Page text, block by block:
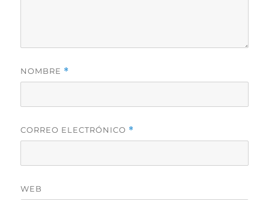
NOMBRE *
CORREO ELECTRÓNICO *
WEB